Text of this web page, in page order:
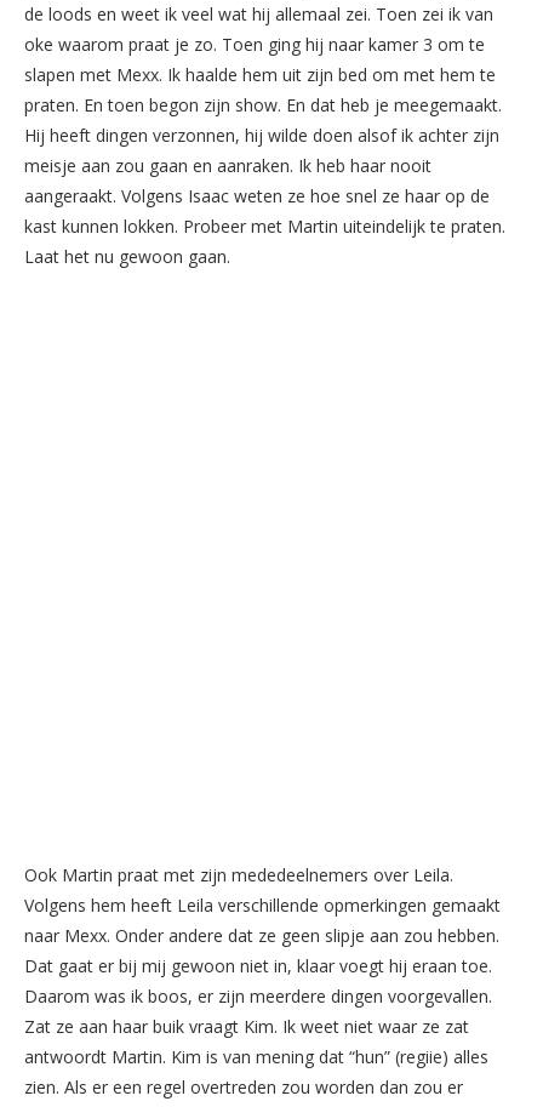
de loods en weet ik veel wat hij allemaal zei. Toen zei ik van
oke waarom praat je zo. Toen ging hij naar kamer 3 om te
slapen met Mexx. Ik haalde hem uit zijn bed om met hem te
praten. En toen begon zijn show. En dat heb je meegemaakt.
Hij heeft dingen verzonnen, hij wilde doen alsof ik achter zijn
meisje aan zou gaan en aanraken. Ik heb haar nooit
aangeraakt. Volgens Isaac weten ze hoe snel ze haar op de
kast kunnen lokken. Probeer met Martin uiteindelijk te praten.
Laat het nu gewoon gaan.
Ook Martin praat met zijn mededeelnemers over Leila.
Volgens hem heeft Leila verschillende opmerkingen gemaakt
naar Mexx. Onder andere dat ze geen slipje aan zou hebben.
Dat gaat er bij mij gewoon niet in, klaar voegt hij eraan toe.
Daarom was ik boos, er zijn meerdere dingen voorgevallen.
Zat ze aan haar buik vraagt Kim. Ik weet niet waar ze zat
antwoordt Martin. Kim is van mening dat “hun” (regiie) alles
zien. Als er een regel overtreden zou worden dan zou er